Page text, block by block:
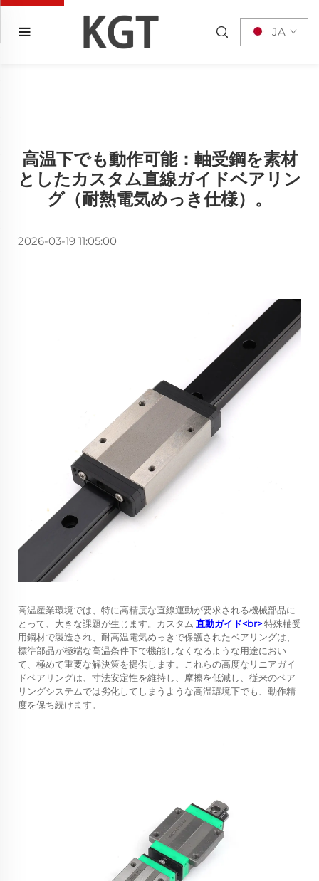
JA
高温下でも動作可能：軸受鋼を素材
としたカスタム直線ガイドベアリン
グ（耐熱電気めっき仕様）。
2026-03-19 11:05:00
高温産業環境では、特に高精度な直線運動が要求される機械部品に
とって、大きな課題が生じます。カスタム 直動ガイド<br>特殊軸受
用鋼材で製造され、耐高温電気めっきで保護されたベアリングは、
標準部品が極端な高温条件下で機能しなくなるような用途におい
て、極めて重要な解決策を提供します。これらの高度なリニアガイ
ドベアリングは、寸法安定性を維持し、摩擦を低減し、従来のベア
リングシステムでは劣化してしまうような高温環境下でも、動作精
度を保ち続けます。